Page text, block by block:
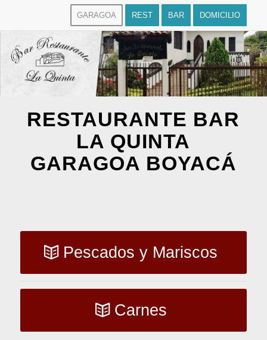
GARAGOA REST BAR DOMICILIO
RESTAURANTE BAR
LA QUINTA
GARAGOA BOYACÁ
Pescados y Mariscos
Carnes